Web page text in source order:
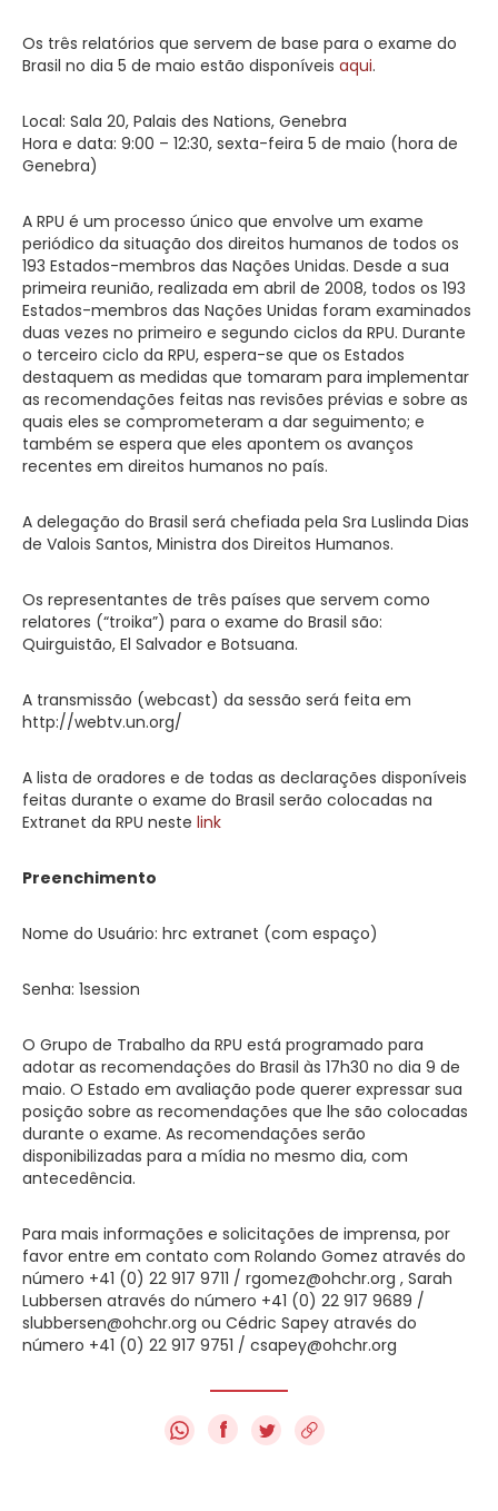
Os três relatórios que servem de base para o exame do
Brasil no dia 5 de maio estão disponíveis aqui.
Local: Sala 20, Palais des Nations, Genebra
Hora e data: 9:00 – 12:30, sexta-feira 5 de maio (hora de
Genebra)
A RPU é um processo único que envolve um exame
periódico da situação dos direitos humanos de todos os
193 Estados-membros das Nações Unidas. Desde a sua
primeira reunião, realizada em abril de 2008, todos os 193
Estados-membros das Nações Unidas foram examinados
duas vezes no primeiro e segundo ciclos da RPU. Durante
o terceiro ciclo da RPU, espera-se que os Estados
destaquem as medidas que tomaram para implementar
as recomendações feitas nas revisões prévias e sobre as
quais eles se comprometeram a dar seguimento; e
também se espera que eles apontem os avanços
recentes em direitos humanos no país.
A delegação do Brasil será chefiada pela Sra Luslinda Dias
de Valois Santos, Ministra dos Direitos Humanos.
Os representantes de três países que servem como
relatores (“troika”) para o exame do Brasil são:
Quirguistão, El Salvador e Botsuana.
A transmissão (webcast) da sessão será feita em
http://webtv.un.org/
A lista de oradores e de todas as declarações disponíveis
feitas durante o exame do Brasil serão colocadas na
Extranet da RPU neste link
Preenchimento
Nome do Usuário: hrc extranet (com espaço)
Senha: 1session
O Grupo de Trabalho da RPU está programado para
adotar as recomendações do Brasil às 17h30 no dia 9 de
maio. O Estado em avaliação pode querer expressar sua
posição sobre as recomendações que lhe são colocadas
durante o exame. As recomendações serão
disponibilizadas para a mídia no mesmo dia, com
antecedência.
Para mais informações e solicitações de imprensa, por
favor entre em contato com Rolando Gomez através do
número +41 (0) 22 917 9711 / rgomez@ohchr.org , Sarah
Lubbersen através do número +41 (0) 22 917 9689 /
slubbersen@ohchr.org ou Cédric Sapey através do
número +41 (0) 22 917 9751 / csapey@ohchr.org
f